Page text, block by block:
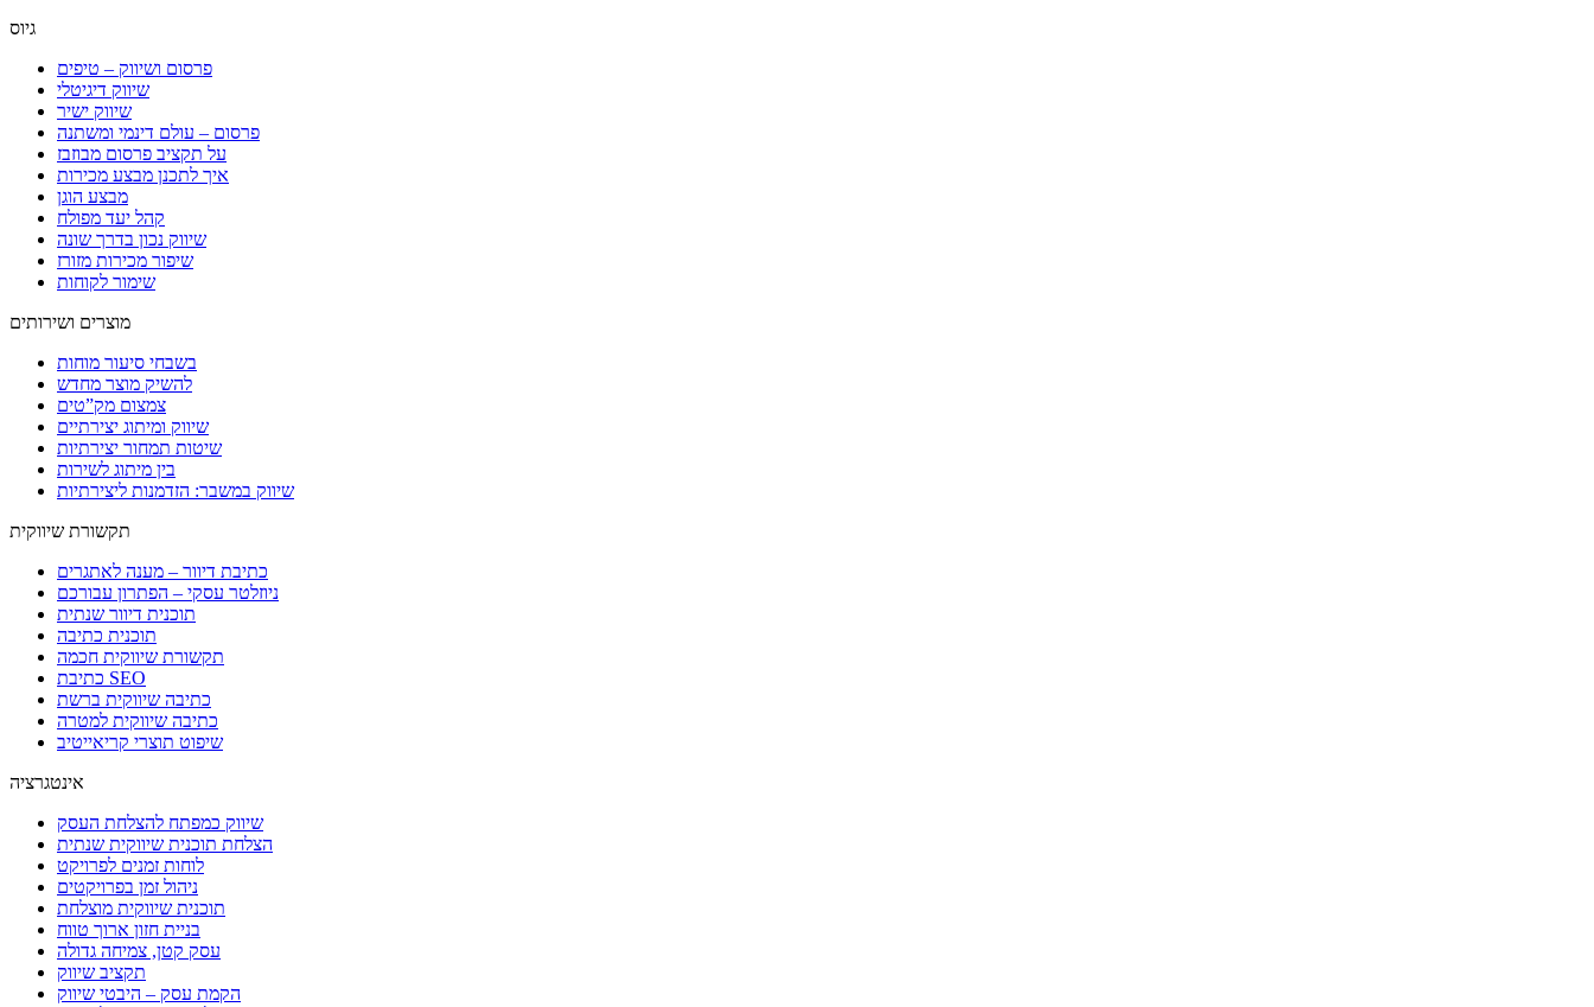
גיוס
פרסום ושיווק – טיפים
שיווק דיגיטלי
שיווק ישיר
פרסום – עולם דינמי ומשתנה
על תקציב פרסום מבוזבז
איך לתכנן מבצע מכירות
מבצע הוגן
קהל יעד מפולח
שיווק נכון בדרך שונה
שיפור מכירות מזורז
שימור לקוחות
מוצרים ושירותים
בשבחי סיעור מוחות
להשיק מוצר מחדש
צמצום מק”טים
שיווק ומיתוג יצירתיים
שיטות תמחור יצירתיות
בין מיתוג לשירות
שיווק במשבר: הזדמנות ליצירתיות
תקשורת שיווקית
כתיבת דיוור – מענה לאתגרים
ניוזלטר עסקי – הפתרון עבורכם
תוכנית דיוור שנתית
תוכנית כתיבה
תקשורת שיווקית חכמה
כתיבת SEO
כתיבה שיווקית ברשת
כתיבה שיווקית למטרה
שיפוט תוצרי קריאייטיב
אינטגרציה
שיווק כמפתח להצלחת העסק
הצלחת תוכנית שיווקית שנתית
לוחות זמנים לפרויקט
ניהול זמן בפרויקטים
תוכנית שיווקית מוצלחת
בניית חזון ארוך טווח
עסק קטן, צמיחה גדולה
תקציב שיווק
הקמת עסק – היבטי שיווק